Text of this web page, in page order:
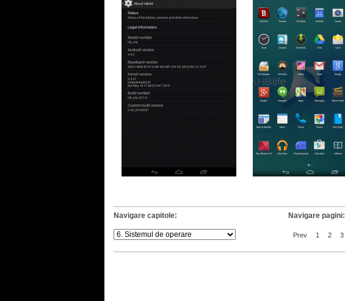
Navigare capitole: Navigare pagini:
Prev 1 2 3